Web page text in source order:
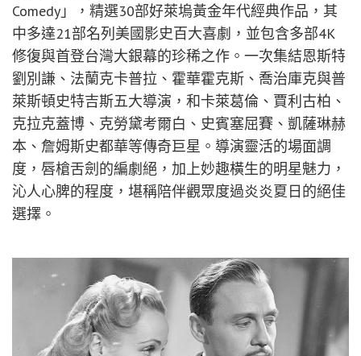
Comedy」，精選30部好萊塢黃金年代經典作品，其
中多達21部名列美國影史百大喜劇，並包含多部4K
修復與首登台灣大銀幕的珍稀之作。一次集結恩斯特
劉別謙、法蘭克卡普拉、霍華霍克斯、喬治庫克與普
萊斯頓史特吉斯五大導演，和卡萊葛倫、賈利古柏、
克拉克蓋博、克勞黛考爾白、史賓塞屈賽、凱薩琳赫
本、詹姆斯史都華等傳奇巨星。導演靈活的場面調
度，唇槍舌劍的編劇絕，加上妙趣橫生的明星魅力，
沁人心脾的程度，堪稱陪伴觀眾度過炎炎夏日的絕佳
選擇。